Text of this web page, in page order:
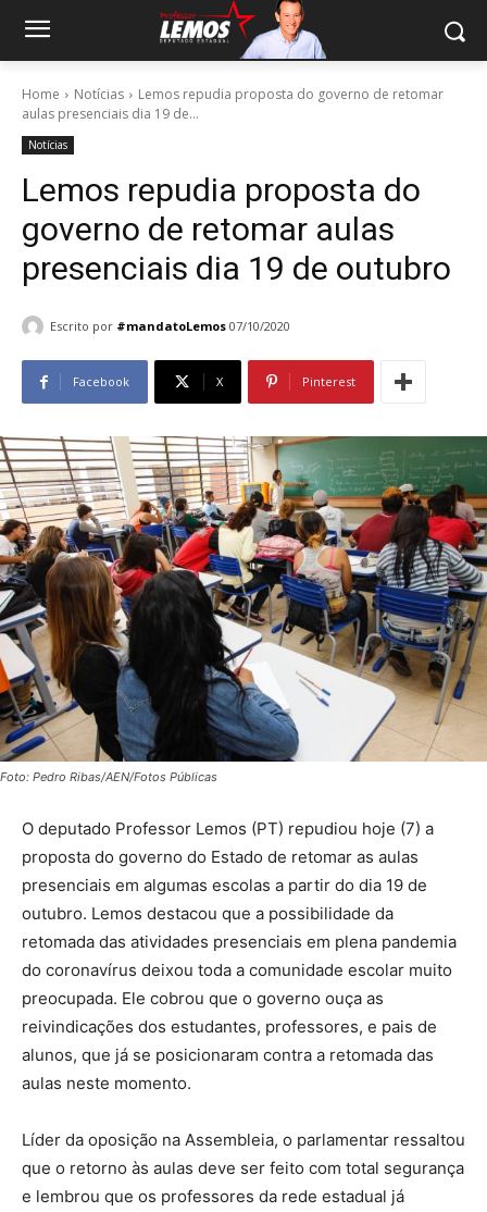
Home Notícias
Lemos repudia proposta do governo de retomar
aulas presenciais dia 19 de...
Notícias
Lemos repudia proposta do
governo de retomar aulas
presenciais dia 19 de outubro
Escrito por #mandatoLemos 07/10/2020
Facebook X Pinterest
Foto: Pedro Ribas/AEN/Fotos Públicas
O deputado Professor Lemos (PT) repudiou hoje (7) a
proposta do governo do Estado de retomar as aulas
presenciais em algumas escolas a partir do dia 19 de
outubro. Lemos destacou que a possibilidade da
retomada das atividades presenciais em plena pandemia
do coronavírus deixou toda a comunidade escolar muito
preocupada. Ele cobrou que o governo ouça as
reivindicações dos estudantes, professores, e pais de
alunos, que já se posicionaram contra a retomada das
aulas neste momento.
Líder da oposição na Assembleia, o parlamentar ressaltou
que o retorno às aulas deve ser feito com total segurança
e lembrou que os professores da rede estadual já